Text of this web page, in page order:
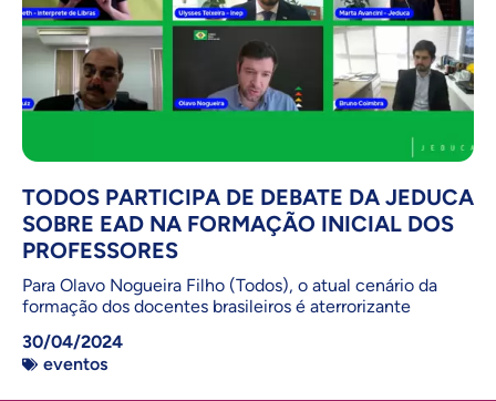
TODOS PARTICIPA DE DEBATE DA JEDUCA
SOBRE EAD NA FORMAÇÃO INICIAL DOS
PROFESSORES
Para Olavo Nogueira Filho (Todos), o atual cenário da
formação dos docentes brasileiros é aterrorizante
30/04/2024
eventos